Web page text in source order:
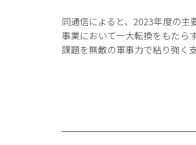
同通信によると、2023年度の
事業において一大転換をもたら
課題を無敵の軍事力で粘り強く